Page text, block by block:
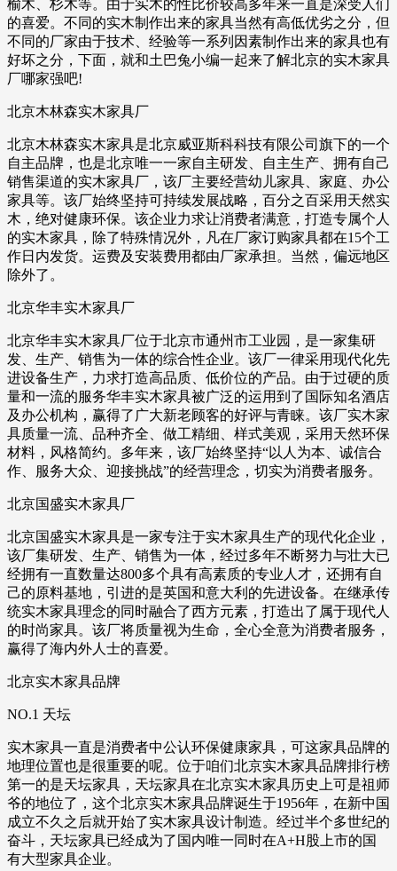
榆木、杉木等。由于实木的性比价较高多年来一直是深受人们
的喜爱。不同的实木制作出来的家具当然有高低优劣之分，但
不同的厂家由于技术、经验等一系列因素制作出来的家具也有
好坏之分，下面，就和土巴兔小编一起来了解北京的实木家具
厂哪家强吧!
北京木林森实木家具厂
北京木林森实木家具是北京威亚斯科科技有限公司旗下的一个
自主品牌，也是北京唯一一家自主研发、自主生产、拥有自己
销售渠道的实木家具厂，该厂主要经营幼儿家具、家庭、办公
家具等。该厂始终坚持可持续发展战略，百分之百采用天然实
木，绝对健康环保。该企业力求让消费者满意，打造专属个人
的实木家具，除了特殊情况外，凡在厂家订购家具都在15个工
作日内发货。运费及安装费用都由厂家承担。当然，偏远地区
除外了。
北京华丰实木家具厂
北京华丰实木家具厂位于北京市通州市工业园，是一家集研
发、生产、销售为一体的综合性企业。该厂一律采用现代化先
进设备生产，力求打造高品质、低价位的产品。由于过硬的质
量和一流的服务华丰实木家具被广泛的运用到了国际知名酒店
及办公机构，赢得了广大新老顾客的好评与青睐。该厂实木家
具质量一流、品种齐全、做工精细、样式美观，采用天然环保
材料，风格简约。多年来，该厂始终坚持“以人为本、诚信合
作、服务大众、迎接挑战”的经营理念，切实为消费者服务。
北京国盛实木家具厂
北京国盛实木家具是一家专注于实木家具生产的现代化企业，
该厂集研发、生产、销售为一体，经过多年不断努力与壮大已
经拥有一直数量达800多个具有高素质的专业人才，还拥有自
己的原料基地，引进的是英国和意大利的先进设备。在继承传
统实木家具理念的同时融合了西方元素，打造出了属于现代人
的时尚家具。该厂将质量视为生命，全心全意为消费者服务，
赢得了海内外人士的喜爱。
北京实木家具品牌
NO.1 天坛
实木家具一直是消费者中公认环保健康家具，可这家具品牌的
地理位置也是很重要的呢。位于咱们北京实木家具品牌排行榜
第一的是天坛家具，天坛家具在北京实木家具历史上可是祖师
爷的地位了，这个北京实木家具品牌诞生于1956年，在新中国
成立不久之后就开始了实木家具设计制造。经过半个多世纪的
奋斗，天坛家具已经成为了国内唯一同时在A+H股上市的国
有大型家具企业。